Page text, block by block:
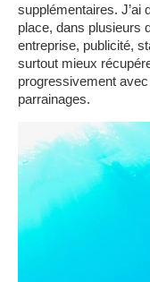
supplémentaires. J’ai
place, dans plusieurs
entreprise, publicité,
surtout mieux
progressivement
parrainages.